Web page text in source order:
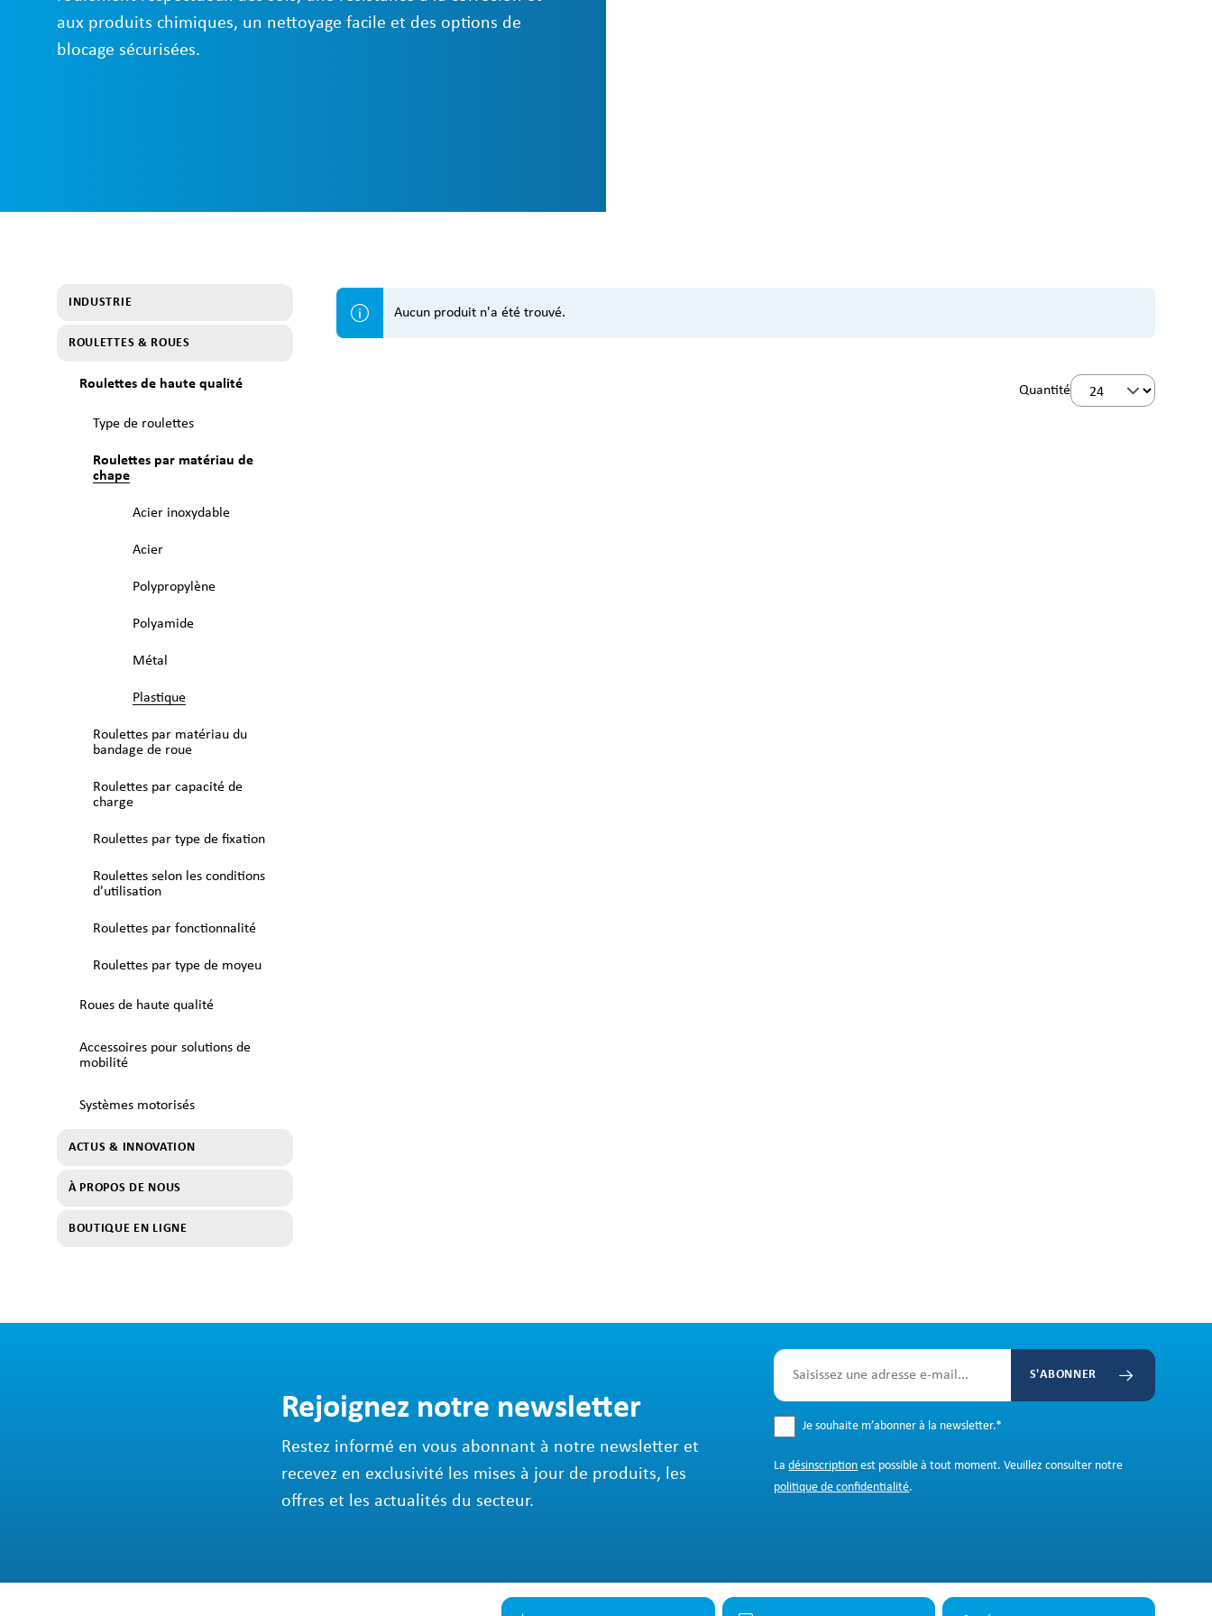
aux produits chimiques, un nettoyage facile et des options de
blocage sécurisées.
INDUSTRIE
ROULETTES & ROUES
Roulettes de haute qualité
Type de roulettes
Roulettes par matériau de
chape
Acier inoxydable
Acier
Polypropylène
Polyamide
Métal
Plastique
Roulettes par matériau du
bandage de roue
Roulettes par capacité de
charge
Roulettes par type de fixation
Roulettes selon les conditions
d'utilisation
Roulettes par fonctionnalité
Roulettes par type de moyeu
Roues de haute qualité
Accessoires pour solutions de
mobilité
Systèmes motorisés
ACTUS & INNOVATION
À PROPOS DE NOUS
BOUTIQUE EN LIGNE
Aucun produit n'a été trouvé.
Quantité
Rejoignez notre newsletter
Restez informé en vous abonnant à notre newsletter et
recevez en exclusivité les mises à jour de produits, les
offres et les actualités du secteur.
S'ABONNER
Je souhaite m’abonner à la newsletter.*
Ladésinscription est possible à tout moment. Veuillez consulter notre
politique de confidentialité.